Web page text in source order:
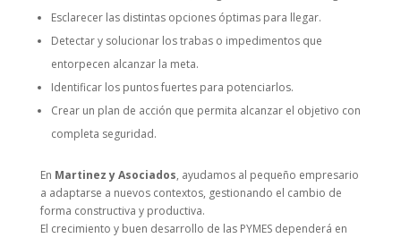
Esclarecer las distintas opciones óptimas para llegar.
Detectar y solucionar los trabas o impedimentos que
entorpecen alcanzar la meta.
Identificar los puntos fuertes para potenciarlos.
Crear un plan de acción que permita alcanzar el objetivo con
completa seguridad.
En Martinez y Asociados, ayudamos al pequeño empresario
a adaptarse a nuevos contextos, gestionando el cambio de
forma constructiva y productiva.
El crecimiento y buen desarrollo de las PYMES dependerá en